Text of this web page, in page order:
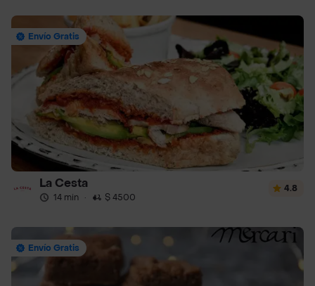
Envío Gratis
La Cesta
14 min · $ 4500
4.8
Envío Gratis